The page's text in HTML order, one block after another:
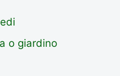
o giardino